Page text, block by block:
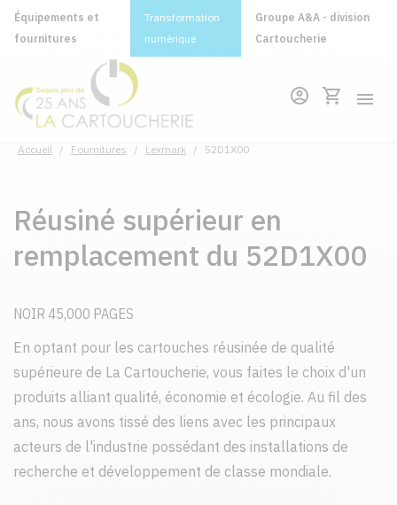
Équipements et
fournitures
Transformation
numérique
Groupe A&A - division
Cartoucherie
Accueil / Fournitures / Lexmark / 52D1X00
Réusiné supérieur en
remplacement du 52D1X00
NOIR 45,000 PAGES
En optant pour les cartouches réusinée de qualité
supérieure de La Cartoucherie, vous faites le choix d'un
produits alliant qualité, économie et écologie. Au fil des
ans, nous avons tissé des liens avec les principaux
acteurs de l'industrie possédant des installations de
recherche et développement de classe mondiale.